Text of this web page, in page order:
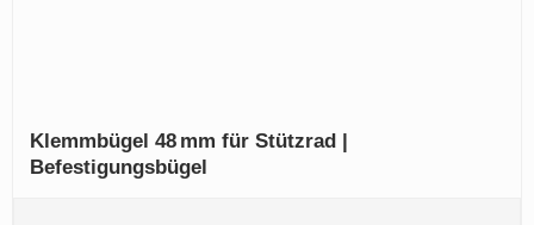
Klemmbügel 48 mm für Stützrad |
Befestigungsbügel